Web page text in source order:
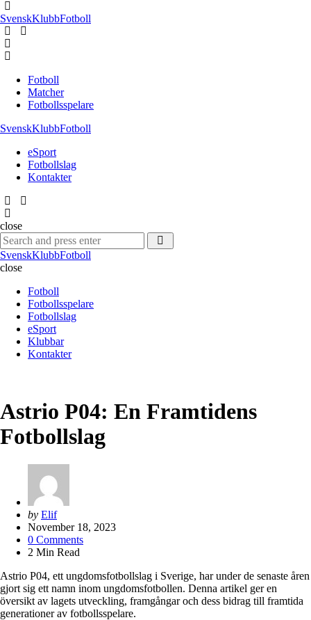
SvenskKlubbFotboll
Fotboll
Matcher
Fotbollsspelare
SvenskKlubbFotboll
eSport
Fotbollslag
Kontakter
close
Search
for:
SvenskKlubbFotboll
close
Fotboll
Fotbollsspelare
Fotbollslag
eSport
Klubbar
Kontakter
Astrio P04: En Framtidens
Fotbollslag
Posted
by
by Elif
November 18, 2023
0 Comments
2 Min Read
Astrio P04, ett ungdomsfotbollslag i Sverige, har under de senaste åren
gjort sig ett namn inom ungdomsfotbollen. Denna artikel ger en
översikt av lagets utveckling, framgångar och dess bidrag till framtida
generationer av fotbollsspelare.